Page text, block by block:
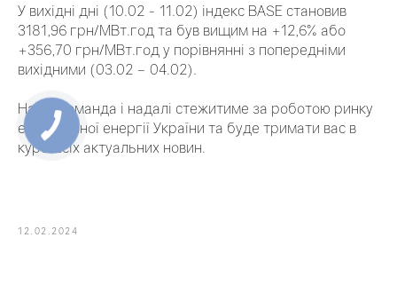
У вихідні дні (10.02 - 11.02) індекс BASE становив
3181,96 грн/МВт.год та був вищим на +12,6% або
+356,70 грн/МВт.год у порівнянні з попередніми
вихідними (03.02 – 04.02).
Наша команда і надалі стежитиме за роботою ринку
електричної енергії України та буде тримати вас в
курсі всіх актуальних новин.
12.02.2024